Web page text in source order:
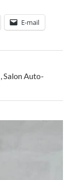
E-mail
,Salon Auto-